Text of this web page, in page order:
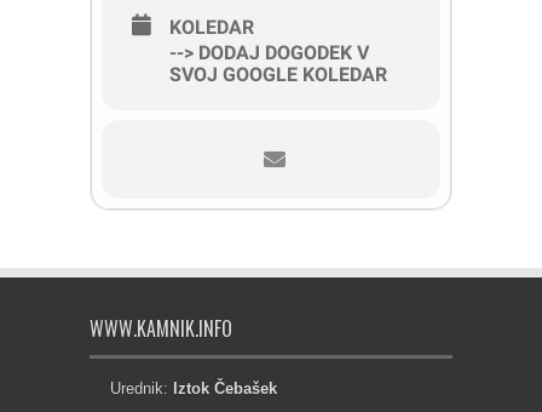
KOLEDAR
--> DODAJ DOGODEK V
SVOJ GOOGLE KOLEDAR
WWW.KAMNIK.INFO
Urednik: Iztok Čebašek